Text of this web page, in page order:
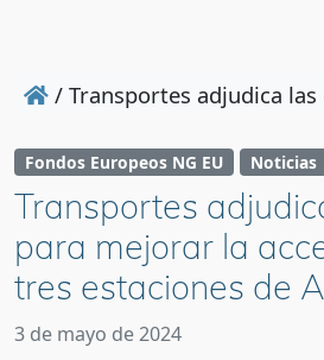
/ Transportes adjudica
Fondos Europeos NG EU Noticias
Transportes
para mejorar la
tres estaciones de
3 de mayo de 2024